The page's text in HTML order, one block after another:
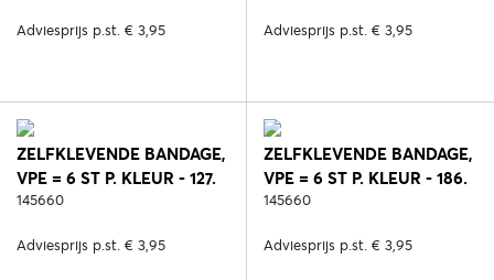
Adviesprijs p.st. € 3,95 Adviesprijs p.st. € 3,95
ZELFKLEVENDE BANDAGE,
VPE = 6 ST P. KLEUR - 127.
ORANJE
145660
Adviesprijs p.st. € 3,95
ZELFKLEVENDE BANDAGE,
VPE = 6 ST P. KLEUR - 186.
PINK
145660
Adviesprijs p.st. € 3,95